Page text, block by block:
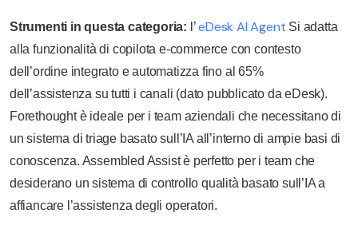
Strumenti in questa categoria: l’eDesk AI Agent Si adatta
alla funzionalità di copilota e-commerce con contesto
dell’ordine integrato e automatizza fino al 65%
dell’assistenza su tutti i canali (dato pubblicato da eDesk).
Forethought è ideale per i team aziendali che necessitano di
un sistema di triage basato sull’IA all’interno di ampie basi di
conoscenza. Assembled Assist è perfetto per i team che
desiderano un sistema di controllo qualità basato sull’IA a
affiancare l’assistenza degli operatori.